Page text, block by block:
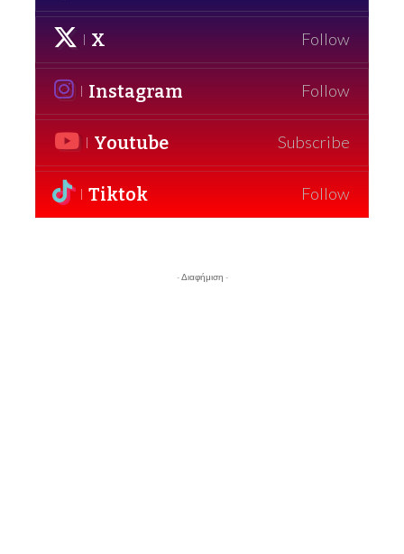
X Follow
Instagram Follow
Youtube Subscribe
Tiktok Follow
- Διαφήμιση -